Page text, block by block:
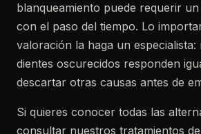
blanqueamiento puede requerir
con el paso del tiempo. Lo
valoración la haga un especialista:
dientes oscurecidos responden
descartar otras causas antes de
Si quieres conocer todas las
consultar nuestros tratamientos de